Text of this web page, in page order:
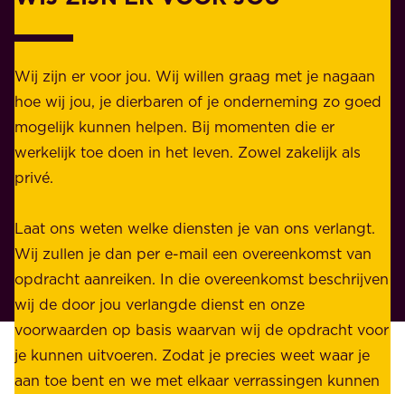
k
e
l
i
j
k
n
p
r
i
v
é
.
h
e
i
d
d
e
w
i
j
d
r
a
Wij zijn er voor jou. Wij willen graag met je nagaan
hoe wij jou, je dierbaren of je onderneming zo goed
mogelijk kunnen helpen. Bij momenten die er
werkelijk toe doen in het leven. Zowel zakelijk als
privé.
Laat ons weten welke diensten je van ons verlangt.
Wij zullen je dan per e-mail een overeenkomst van
opdracht aanreiken. In die overeenkomst beschrijven
wij de door jou verlangde dienst en onze
voorwaarden op basis waarvan wij de opdracht voor
je kunnen uitvoeren. Zodat je precies weet waar je
aan toe bent en we met elkaar verrassingen kunnen